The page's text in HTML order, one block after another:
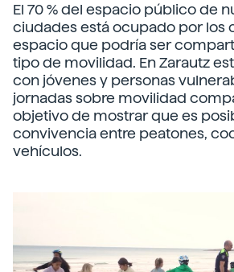
El 70 % del espacio público de
ciudades está ocupado por los
espacio que podría ser
tipo de movilidad. En Zarautz
con jóvenes y personas
jornadas sobre movilidad
objetivo de mostrar que es
convivencia entre peatones,
vehículos.